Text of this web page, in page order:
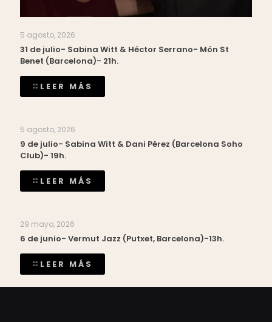
5 agosto, 2026
31 de julio- Sabina Witt & Héctor Serrano- Món St
Benet (Barcelona)- 21h.
LEER MÁS
5 agosto, 2026
9 de julio- Sabina Witt & Dani Pérez (Barcelona Soho
Club)- 19h.
LEER MÁS
29 mayo, 2026
6 de junio- Vermut Jazz (Putxet, Barcelona)-13h.
LEER MÁS